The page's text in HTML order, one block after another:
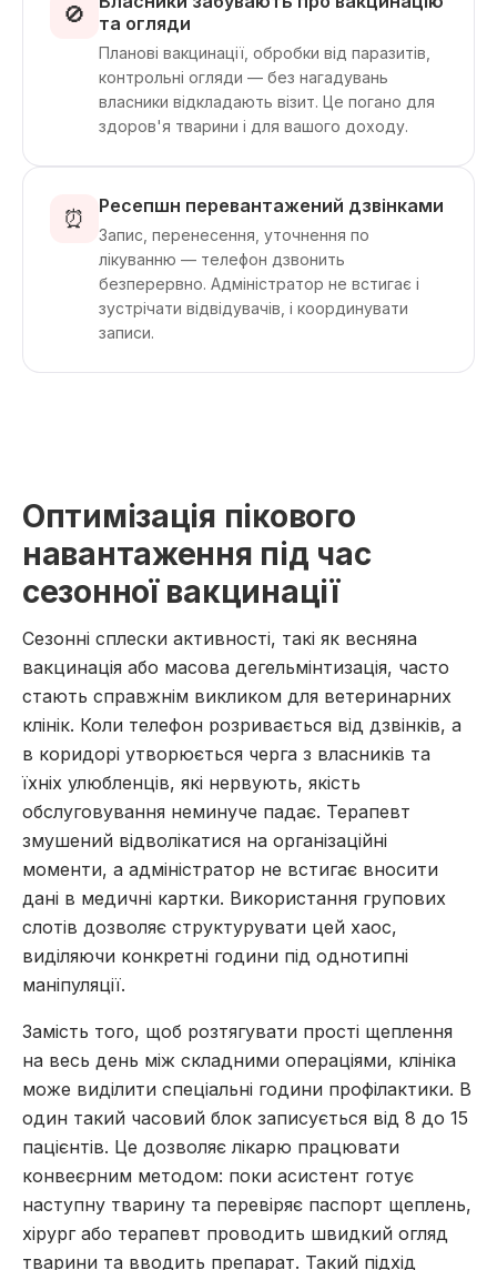
🚫
та огляди
Планові вакцинації, обробки від паразитів,
контрольні огляди — без нагадувань
власники відкладають візит. Це погано для
здоров'я тварини і для вашого доходу.
⏰ Ресепшн перевантажений дзвінками
Запис, перенесення, уточнення по
лікуванню — телефон дзвонить
безперервно. Адміністратор не встигає і
зустрічати відвідувачів, і координувати
записи.
Оптимізація пікового
навантаження під час
сезонної вакцинації
Сезонні сплески активності, такі як весняна
вакцинація або масова дегельмінтизація, часто
стають справжнім викликом для ветеринарних
клінік. Коли телефон розривається від дзвінків, а
в коридорі утворюється черга з власників та
їхніх улюбленців, які нервують, якість
обслуговування неминуче падає. Терапевт
змушений відволікатися на організаційні
моменти, а адміністратор не встигає вносити
дані в медичні картки. Використання групових
слотів дозволяє структурувати цей хаос,
виділяючи конкретні години під однотипні
маніпуляції.
Замість того, щоб розтягувати прості щеплення
на весь день між складними операціями, клініка
може виділити спеціальні години профілактики. В
один такий часовий блок записується від 8 до 15
пацієнтів. Це дозволяє лікарю працювати
конвеєрним методом: поки асистент готує
наступну тварину та перевіряє паспорт щеплень,
хірург або терапевт проводить швидкий огляд
тварини та вводить препарат. Такий підхід